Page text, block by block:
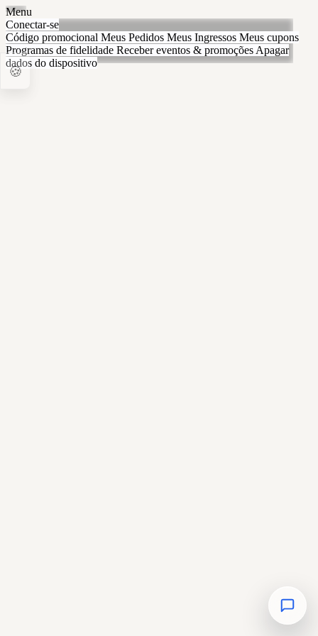
Menu
Conectar-se
Código promocional Meus Pedidos Meus Ingressos Meus cupons
Programas de fidelidade Receber eventos & promoções Apagar
dados do dispositivo
🍪